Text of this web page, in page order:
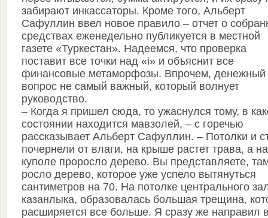
забирают инкассаторы. Кроме того, Альберт
Сафуллин ввел новое правило – отчет о
средствах еженедельно публикуется в местной
газете «Туркестан». Надеемся, что проверка
поставит все точки над «i» и объяснит все
финансовые метаморфозы. Впрочем, денежный
вопрос не самый важный, который волнует
руководство.
– Когда я пришел сюда, то ужаснулся тому, в
состоянии находится мавзолей, – с горечью
рассказывает Альберт Сафуллин. – Потолки и
почернели от влаги, на крыше растет трава, а на
куполе проросло дерево. Вы представляете,
росло дерево, которое уже успело вытянуться
сантиметров на 70. На потолке центрального
казанлыка, образовалась большая трещина,
расширяется все больше. Я сразу же направил